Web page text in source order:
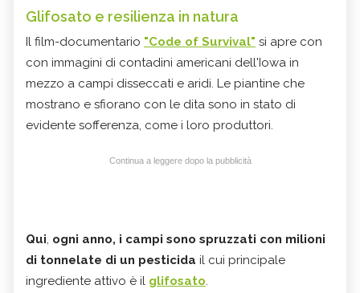
Glifosato e resilienza in natura
Il film-documentario "Code of Survival" si apre con
con immagini di contadini americani dell'Iowa in
mezzo a campi disseccati e aridi. Le piantine che
mostrano e sfiorano con le dita sono in stato di
evidente sofferenza, come i loro produttori.
Continua a leggere dopo la pubblicità
Qui, ogni anno, i campi sono spruzzati con milioni
di tonnelate di un pesticida il cui principale
ingrediente attivo è il glifosato.